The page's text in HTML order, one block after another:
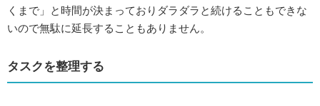
くまで」と時間が決まっておりダラダラと続けることもできな
いので無駄に延長することもありません。
タスクを整理する